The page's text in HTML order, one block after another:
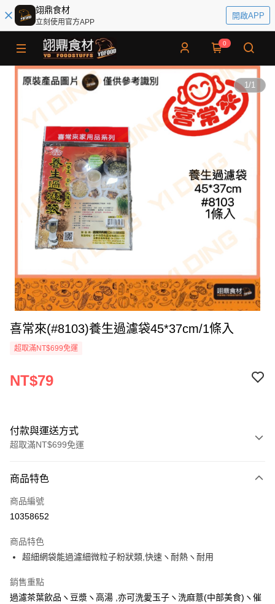
翊鼎食材
立刻使用官方APP
開啟APP
0
1/1
喜常來(#8103)養生過濾袋45*37cm/1條入
超取滿NT$699免運
NT$79
付款與運送方式
超取滿NT$699免運
信用卡一次付款
Apple Pay
運送方式
• 付款後全家取貨
• 付款後7-11取貨
商品特色
商品編號
10358652
商品特色
超細網袋能過濾細微粒子粉狀類,快速ヽ耐熱ヽ耐用
銷售重點
過濾茶葉飲品ヽ豆漿ヽ高湯 ,亦可洗愛玉子ヽ洗麻薏(中部美食)ヽ催